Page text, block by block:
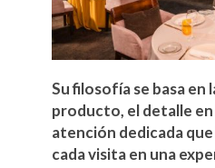
Su filosofía se basa en
producto, el detalle en
atención dedicada
cada visita en una